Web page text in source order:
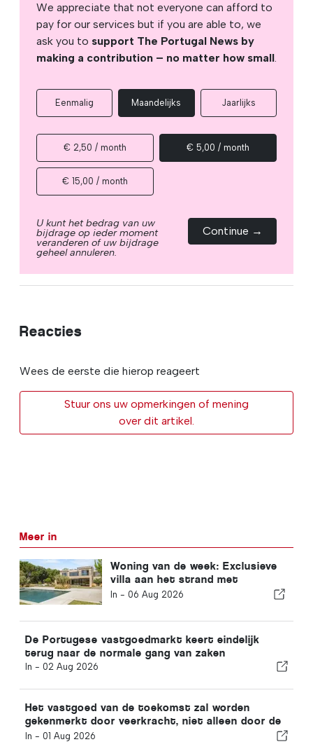
We appreciate that not everyone can afford to
pay for our services but if you are able to, we
ask you to support The Portugal News by
making a contribution – no matter how small.
Eenmalig Maandelijks Jaarlijks
€ 2,50 / month € 5,00 / month
€ 15,00 / month
U kunt het bedrag van uw
bijdrage op ieder moment
veranderen of uw bijdrage
geheel annuleren.
Continue →
Reacties
Wees de eerste die hierop reageert
Stuur ons uw opmerkingen of mening
over dit artikel.
Meer in
Woning van de week: Exclusieve
villa aan het strand met
panoramisch uitzicht op zee en
gebergte
In - 06 Aug 2026
De Portugese vastgoedmarkt keert eindelijk
terug naar de normale gang van zaken
In - 02 Aug 2026
Het vastgoed van de toekomst zal worden
gekenmerkt door veerkracht, niet alleen door de
locatie
In - 01 Aug 2026